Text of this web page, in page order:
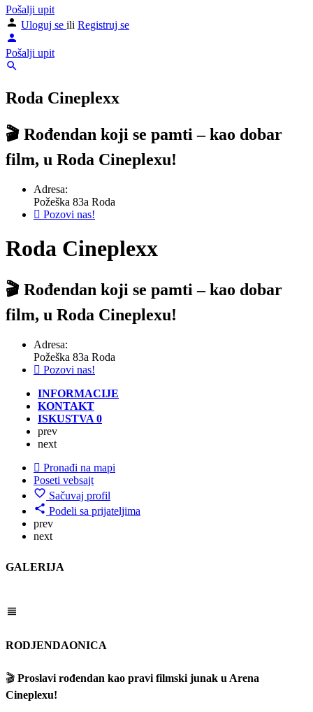
Pošalji upit
Uloguj se ili Registruj se
Pošalji upit
Roda Cineplexx
🎬 Rođendan koji se pamti – kao dobar
film, u Roda Cineplexu!
Adresa:
Požeška 83a Roda
Pozovi nas!
Roda Cineplexx
🎬 Rođendan koji se pamti – kao dobar
film, u Roda Cineplexu!
Adresa:
Požeška 83a Roda
Pozovi nas!
INFORMACIJE
KONTAKT
ISKUSTVA 0
prev
next
Pronađi na mapi
Poseti vebsajt
Sačuvaj profil
Podeli sa prijateljima
prev
next
GALERIJA
RODJENDAONICA
🎬 Proslavi rođendan kao pravi filmski junak u Arena
Cineplexu!